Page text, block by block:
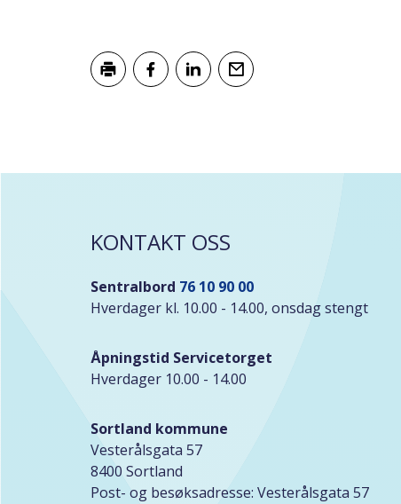
KONTAKT OSS
Sentralbord 76 10 90 00
Hverdager kl. 10.00 - 14.00, onsdag stengt
Åpningstid Servicetorget
Hverdager 10.00 - 14.00
Sortland kommune
Vesterålsgata 57
8400 Sortland
Post- og besøksadresse: Vesterålsgata 57